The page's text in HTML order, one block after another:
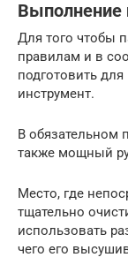
Выполнение
Для того чтобы
правилам и в
подготовить
инструмент.
В обязательном
также мощный
Место, где
тщательно
использовать
чего его